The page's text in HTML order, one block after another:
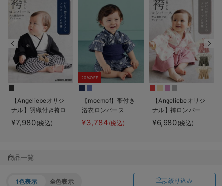
ファルスカ
デロンギ
入院準備の持ち物チェック
【Angeliebeオリジ
ナル】羽織付き袴ロ
ンパース 男の子
¥7,980(税込)
20%OFF
【mocmof】帯付き
浴衣ロンパース
¥3,784 (税込)
【Angeliebeオリジ
ナル】袴ロンパー
ス 男の子 女の子
¥6,980(税込)
商品一覧
1色表示 全色表示 絞り込み